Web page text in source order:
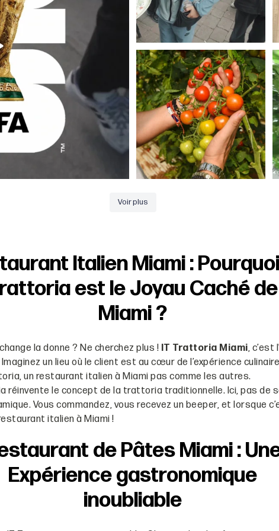
Pomodoro sicilliano, un vrai trésor de
goût et de...
29 0
Voir plus
Italien Miami :
est le Joyau Caché de
Miami ?
la donne ? Ne cherchez plus ! IT Trattoria Miami, c’est
un lieu où le client est au cœur de l’expérience
un restaurant italien à Miami pas comme les autres.
réinvente le concept de la trattoria traditionnelle. Ici, pas de
Vous commandez, vous recevez un beeper, et lorsque
italien à Miami !
de Pâtes Miami :
Expérience gastronomique
inoubliable